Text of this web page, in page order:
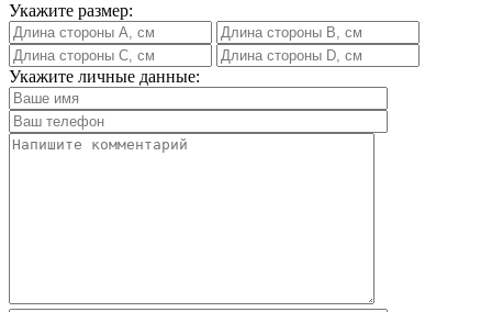
Укажите размер:
Укажите личные данные: